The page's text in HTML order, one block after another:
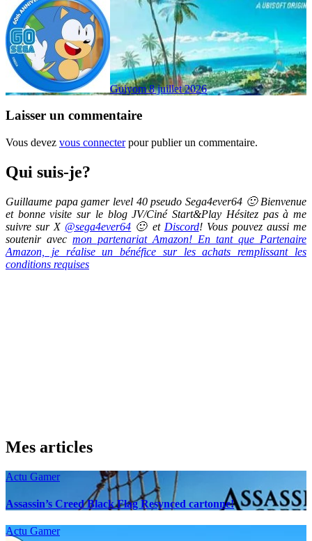
Guiyom8 juillet 2026
Laisser un commentaire
Vous devez vous connecterpour publier un commentaire.
Qui suis-je?
Guillaume papa gamer level 40 pseudo Sega4ever64 🙂 Bienvenue
et bonne visite sur le blog JV/Ciné Start&Play Hésitez pas à me
suivre sur X @sega4ever64 🙂 et Discord! Vous pouvez aussi me
soutenir avec mon partenariat Amazon! En tant que Partenaire
Amazon, je réalise un bénéfice sur les achats remplissant les
conditions requises
Mes articles
Actu Gamer
Assassin’s Creed Black Flag Resynced cartonne!
Actu Gamer